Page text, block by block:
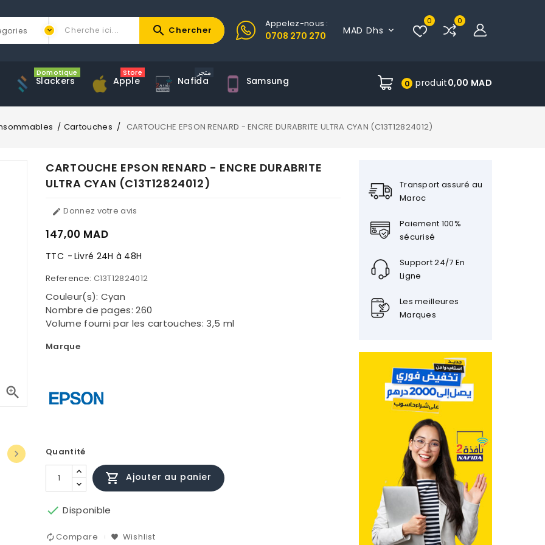
0
0
MAD Dhs 
Appelez-nous :
0708 270 270
search Chercher
Slackers
Domotique
Apple
Store
Nafida
متجر
Samsung 0 produit0,00 MAD
Cartouches CARTOUCHE EPSON RENARD - ENCRE DURABRITE ULTRA CYAN (C13T12824012)


CARTOUCHE EPSON RENARD - ENCRE DURABRITE
ULTRA CYAN (C13T12824012)
 Donnez votre avis
147,00 MAD
TTC Livré 24H à 48H
Reference: C13T12824012
Couleur(s): Cyan
Nombre de pages: 260
Volume fourni par les cartouches: 3,5 ml
Marque
Quantité
 Ajouter au panier
 Disponible
Compare Wishlist
Transport assuré au
Maroc
Paiement 100%
sécurisé
Support 24/7 En
Ligne
Les meilleures
Marques